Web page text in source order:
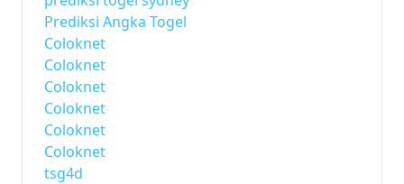
Prediksi Angka Togel
Coloknet
Coloknet
Coloknet
Coloknet
Coloknet
Coloknet
tsg4d